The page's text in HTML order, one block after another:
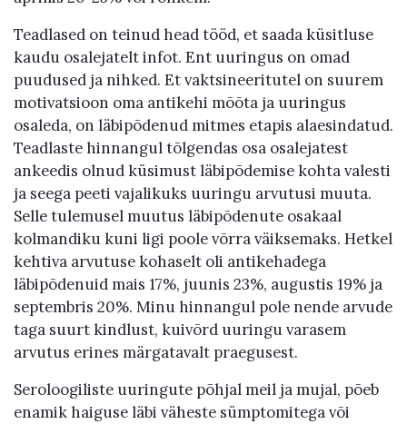
Teadlased on teinud head tööd, et saada küsitluse
kaudu osalejatelt infot. Ent uuringus on omad
puudused ja nihked. Et vaktsineeritutel on suurem
motivatsioon oma antikehi mõõta ja uuringus
osaleda, on läbipõdenud mitmes etapis alaesindatud.
Teadlaste hinnangul tõlgendas osa osalejatest
ankeedis olnud küsimust läbipõdemise kohta valesti
ja seega peeti vajalikuks uuringu arvutusi muuta.
Selle tulemusel muutus läbipõdenute osakaal
kolmandiku kuni ligi poole võrra väiksemaks. Hetkel
kehtiva arvutuse kohaselt oli antikehadega
läbipõdenuid mais 17%, juunis 23%, augustis 19% ja
septembris 20%. Minu hinnangul pole nende arvude
taga suurt kindlust, kuivõrd uuringu varasem
arvutus erines märgatavalt praegusest.
Seroloogiliste uuringute põhjal meil ja mujal, põeb
enamik haiguse läbi väheste sümptomitega või